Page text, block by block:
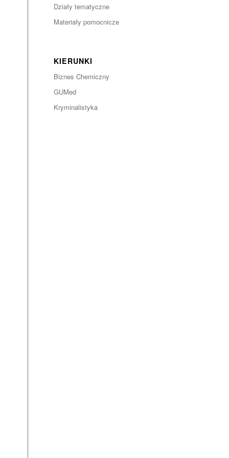
Działy tematyczne
Materiały pomocnicze
KIERUNKI
Biznes Chemiczny
GUMed
Kryminalistyka